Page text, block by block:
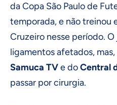
da Copa São Paulo de
temporada, e não treinou
Cruzeiro nesse período.
ligamentos afetados,
Samuca TVe doCentral
passar por cirurgia.